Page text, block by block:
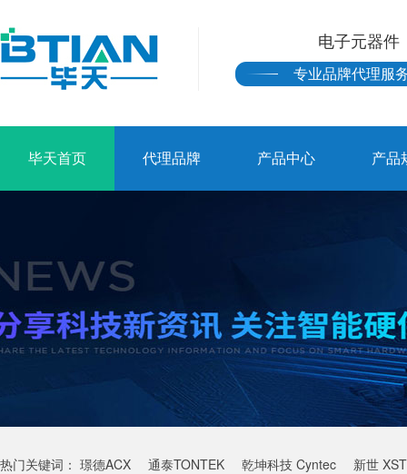
电子元器件
专业品牌代理服
毕天首页 代理品牌 产品中心 产品
热门关键词： 璟德ACX 通泰TONTEK 乾坤科技 Cyntec 新世